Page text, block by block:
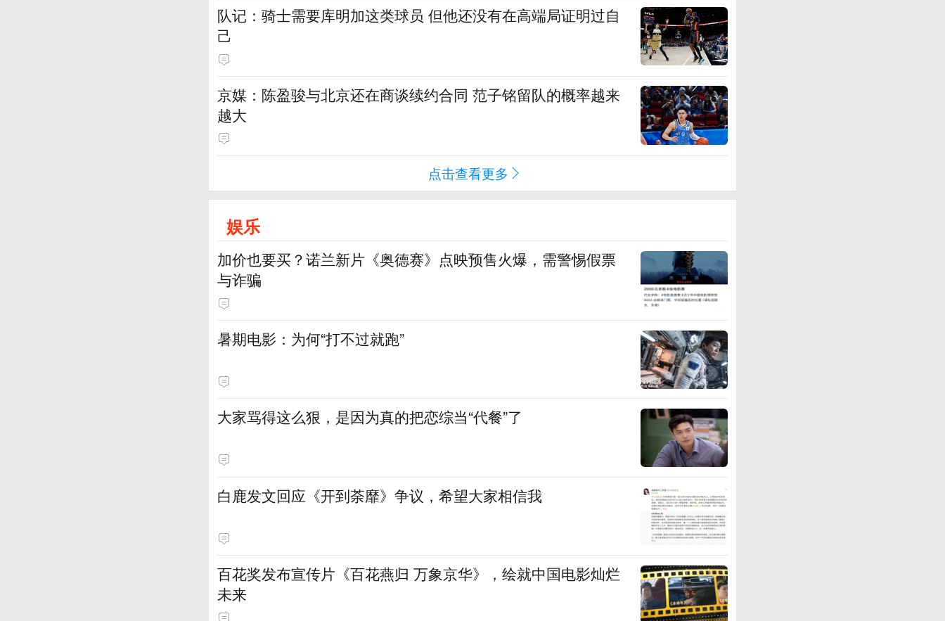
队记：骑士需要库明加这类球员 但他还没有在高端局证明过自
己
京媒：陈盈骏与北京还在商谈续约合同 范子铭留队的概率越来
越大
点击查看更多
娱乐
加价也要买？诺兰新片《奥德赛》点映预售火爆，需警惕假票
与诈骗
暑期电影：为何“打不过就跑”
大家骂得这么狠，是因为真的把恋综当“代餐”了
白鹿发文回应《开到荼靡》争议，希望大家相信我
百花奖发布宣传片《百花燕归 万象京华》，绘就中国电影灿烂
未来